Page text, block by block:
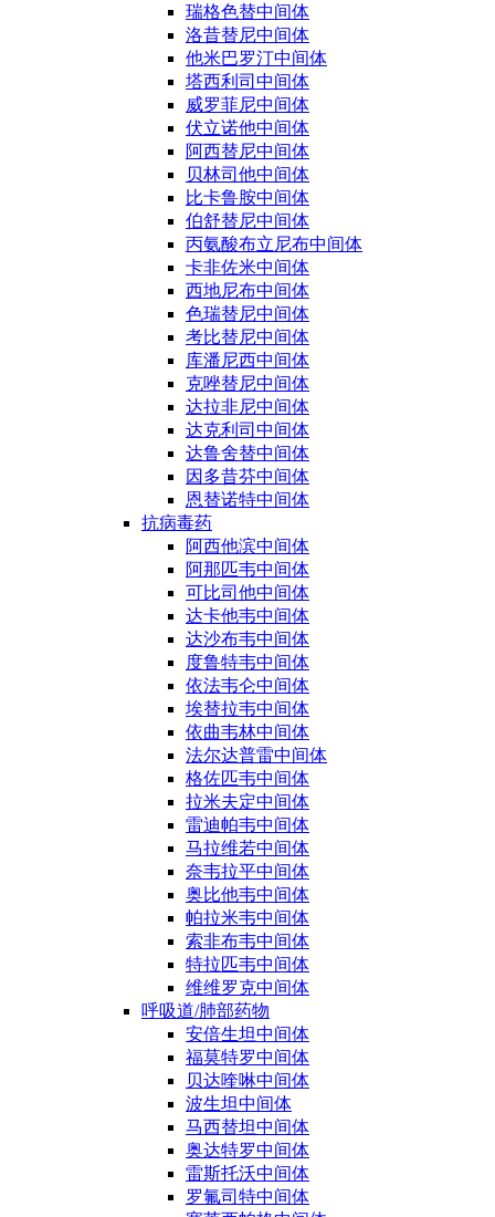
瑞格色替中间体
洛昔替尼中间体
他米巴罗汀中间体
塔西利司中间体
威罗菲尼中间体
伏立诺他中间体
阿西替尼中间体
贝林司他中间体
比卡鲁胺中间体
伯舒替尼中间体
丙氨酸布立尼布中间体
卡非佐米中间体
西地尼布中间体
色瑞替尼中间体
考比替尼中间体
库潘尼西中间体
克唑替尼中间体
达拉非尼中间体
达克利司中间体
达鲁舍替中间体
因多昔芬中间体
恩替诺特中间体
抗病毒药
阿西他滨中间体
阿那匹韦中间体
可比司他中间体
达卡他韦中间体
达沙布韦中间体
度鲁特韦中间体
依法韦仑中间体
埃替拉韦中间体
依曲韦林中间体
法尔达普雷中间体
格佐匹韦中间体
拉米夫定中间体
雷迪帕韦中间体
马拉维若中间体
奈韦拉平中间体
奥比他韦中间体
帕拉米韦中间体
索非布韦中间体
特拉匹韦中间体
维维罗克中间体
呼吸道/肺部药物
安倍生坦中间体
福莫特罗中间体
贝达喹啉中间体
波生坦中间体
马西替坦中间体
奥达特罗中间体
雷斯托沃中间体
罗氟司特中间体